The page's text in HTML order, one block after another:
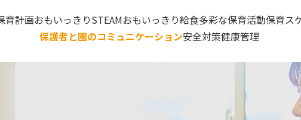
リシー ニチイ学館オフィ
育計画おもいっきりSTEAMおもいっきり給食多彩な保育活動保育ス
保護者と園のコミュニケーション安全対策健康管理